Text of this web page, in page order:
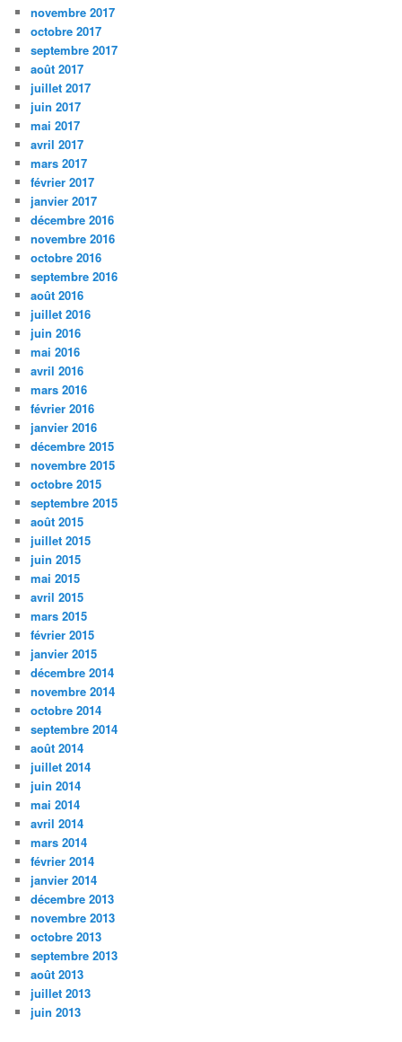
novembre 2017
octobre 2017
septembre 2017
août 2017
juillet 2017
juin 2017
mai 2017
avril 2017
mars 2017
février 2017
janvier 2017
décembre 2016
novembre 2016
octobre 2016
septembre 2016
août 2016
juillet 2016
juin 2016
mai 2016
avril 2016
mars 2016
février 2016
janvier 2016
décembre 2015
novembre 2015
octobre 2015
septembre 2015
août 2015
juillet 2015
juin 2015
mai 2015
avril 2015
mars 2015
février 2015
janvier 2015
décembre 2014
novembre 2014
octobre 2014
septembre 2014
août 2014
juillet 2014
juin 2014
mai 2014
avril 2014
mars 2014
février 2014
janvier 2014
décembre 2013
novembre 2013
octobre 2013
septembre 2013
août 2013
juillet 2013
juin 2013